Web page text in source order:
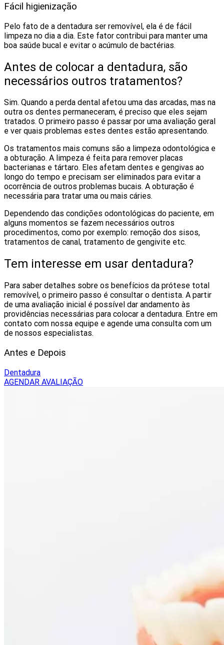
Fácil higienização
Pelo fato de a dentadura ser removível, ela é de fácil
limpeza no dia a dia. Este fator contribui para manter uma
boa saúde bucal e evitar o acúmulo de bactérias.
Antes de colocar a dentadura, são
necessários outros tratamentos?
Sim. Quando a perda dental afetou uma das arcadas, mas na
outra os dentes permaneceram, é preciso que eles sejam
tratados. O primeiro passo é passar por uma avaliação geral
e ver quais problemas estes dentes estão apresentando.
Os tratamentos mais comuns são a limpeza odontológica e
a obturação. A limpeza é feita para remover placas
bacterianas e tártaro. Eles afetam dentes e gengivas ao
longo do tempo e precisam ser eliminados para evitar a
ocorrência de outros problemas bucais. A obturação é
necessária para tratar uma ou mais cáries.
Dependendo das condições odontológicas do paciente, em
alguns momentos se fazem necessários outros
procedimentos, como por exemplo: remoção dos sisos,
tratamentos de canal, tratamento de gengivite etc.
Tem interesse em usar dentadura?
Para saber detalhes sobre os benefícios da prótese total
removível, o primeiro passo é consultar o dentista. A partir
de uma avaliação inicial é possível dar andamento às
providências necessárias para colocar a dentadura. Entre em
contato com nossa equipe e agende uma consulta com um
de nossos especialistas.
Antes e Depois
Dentadura
AGENDAR AVALIAÇÃO